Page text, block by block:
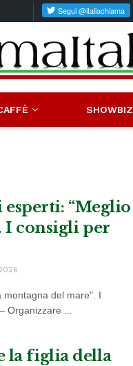
SHOWBIZ
esperti: “Meglio
I consigli per
montagna del mare". I
Organizzare ...
la figlia della